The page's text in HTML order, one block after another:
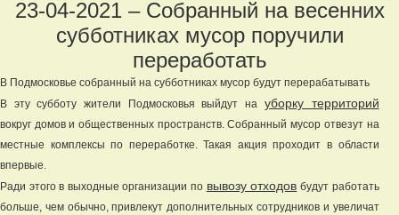
23-04-2021 – Собранный на весенних
субботниках мусор поручили
переработать
В Подмосковье собранный на субботниках мусор будут перерабатывать
В эту субботу жители Подмосковья выйдут на уборку территорий
вокруг домов и общественных пространств. Собранный мусор отвезут на
местные комплексы по переработке. Такая акция проходит в области
впервые.
Ради этого в выходные организации по вывозу отходов будут работать
больше, чем обычно, привлекут дополнительных сотрудников и увеличат